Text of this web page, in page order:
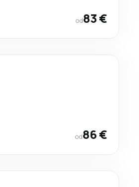
od83 €
od86 €